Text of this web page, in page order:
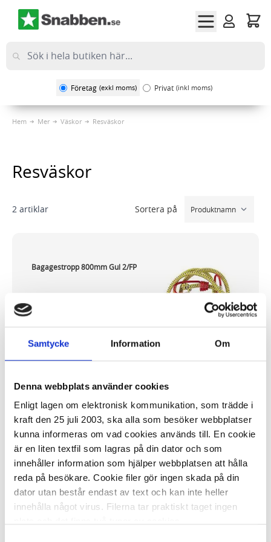
Samtycke Information Om
Denna webbplats använder cookies
Enligt lagen om elektronisk kommunikation, som trädde i
kraft den 25 juli 2003, ska alla som besöker webbplatser
kunna informeras om vad cookies används till. En cookie
är en liten textfil som lagras på din dator och som
innehåller information som hjälper webbplatsen att hålla
reda på besökare. Cookie filer gör ingen skada på din
dator utan består endast av text och kan inte heller
innehålla något virus. Filerna tar praktiskt taget ingen
Företag (exkl moms) Privat (inkl moms)
Hem Mer Väskor Resväskor
Resväskor
2 artiklar Sortera på
Bagagestropp 800mm Gul 2/FP
I lager 20 fp
- + KÖP
Resväska EXACOMPTA Cabin
857,86 kr